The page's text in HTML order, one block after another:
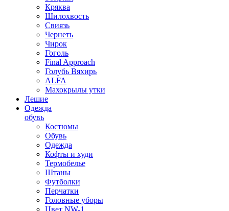
Кряква
Шилохвость
Свиязь
Чернеть
Чирок
Гоголь
Final Approach
Голубь Вяхирь
ALFA
Махокрылы утки
Лешие
Одежда
обувь
Костюмы
Обувь
Одежда
Кофты и худи
Термобелье
Штаны
Футболки
Перчатки
Головные уборы
Цвет NW-1